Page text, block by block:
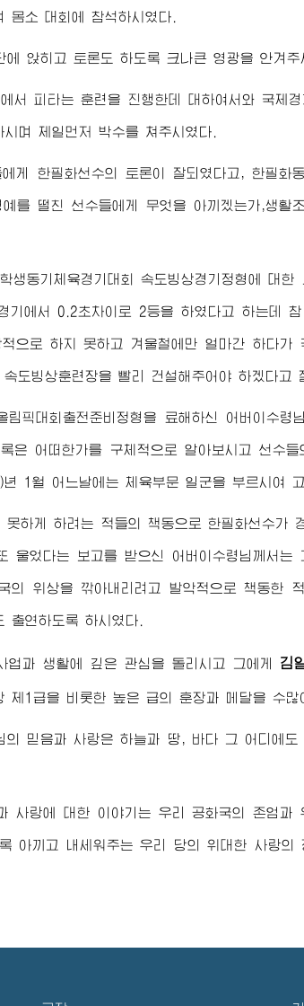
몸소 대회에 참석하시였다.
에 앉히고 토론도 하도록 크나큰 영광을 안겨주
서 피타는 훈련을 진행한데 대하여서와 국제
며 제일먼저 박수를 쳐주시였다.
게 한필화선수의 토론이 잘되였다고, 한필화
를 떨친 선수들에게 무엇을 아끼겠는가,생활
생동기체육경기대회 속도빙상경기정형에 대한
기에서 0.2초차이로 2등을 하였다고 하는데
으로 하지 못하고 겨울철에만 얼마간 하다가
도빙상훈련장을 빨리 건설해주어야 하겠다고
픽대회출전준비정형을 료해하신 어버이수령
은 어떠한가를 구체적으로 알아보시고 선수
1월 어느날에는 체육부문 일군을 부르시여
하게 하려는 적들의 책동으로 한필화선수가
울었다는 보고를 받으신 어버이수령님께서 는
의 위상을 깎아내리려고 발악적으로 책동한
출연하도록 하시였다.
업과 생활에 깊은 관심을 돌리시고 그에게 김
1급을 비롯한 높은 급의 훈장과 메달을 수많
의 믿음과 사랑은 하늘과 땅, 바다 그 어디에도
사랑에 대한 이야기는 우리 공화국의 존엄과
아끼고 내세워주는 우리 당의 위대한 사랑의